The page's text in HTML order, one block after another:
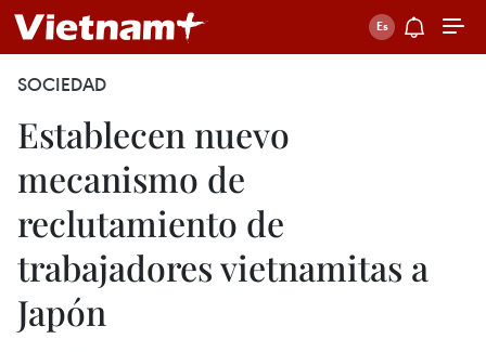
SOCIEDAD
Establecen nuevo
mecanismo de
reclutamiento de
trabajadores vietnamitas a
Japón